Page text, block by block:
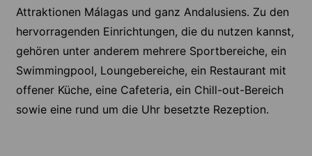
Attraktionen Málagas und ganz Andalusiens. Zu den
hervorragenden Einrichtungen, die du nutzen kannst,
gehören unter anderem mehrere Sportbereiche, ein
Swimmingpool, Loungebereiche, ein Restaurant mit
offener Küche, eine Cafeteria, ein Chill-out-Bereich
sowie eine rund um die Uhr besetzte Rezeption.